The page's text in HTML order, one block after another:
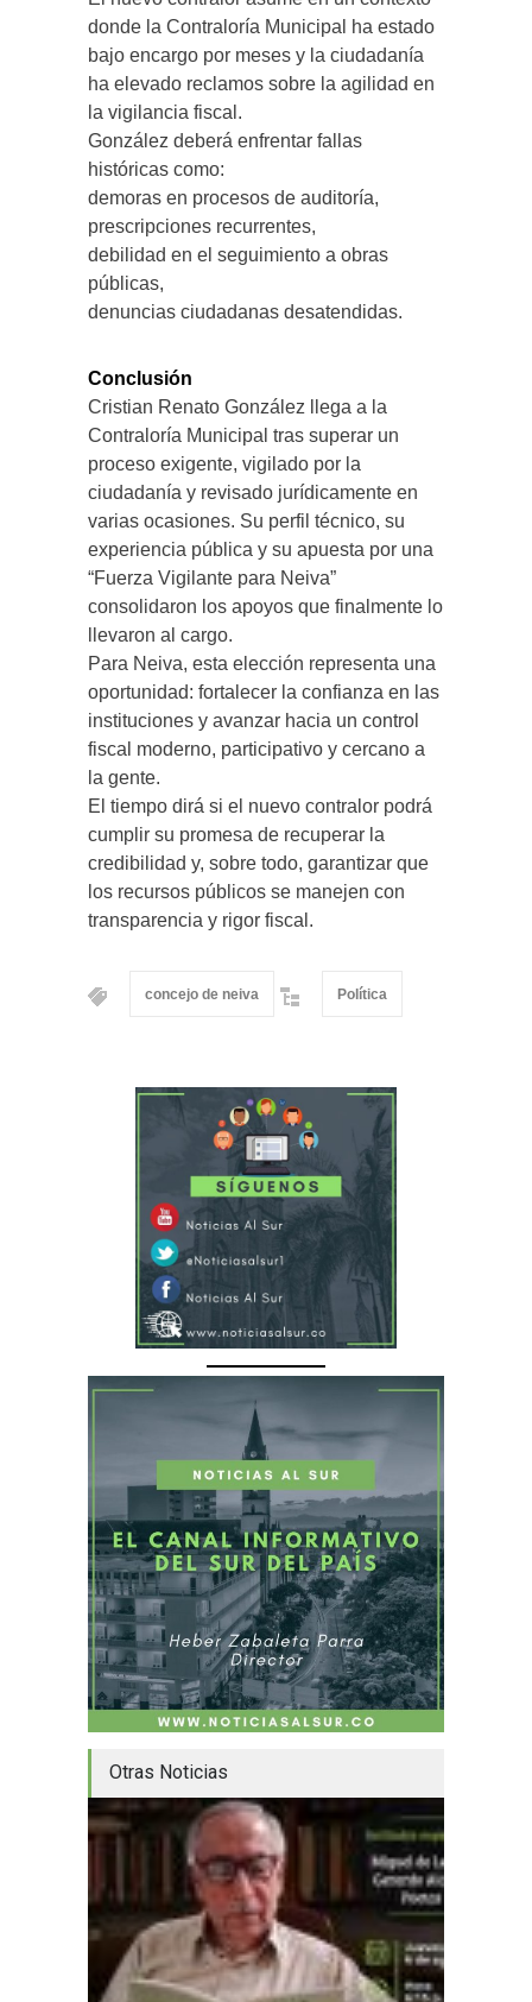
donde la Contraloría Municipal ha estado
bajo encargo por meses y la ciudadanía
ha elevado reclamos sobre la agilidad en
la vigilancia fiscal.
González deberá enfrentar fallas
históricas como:
demoras en procesos de auditoría,
prescripciones recurrentes,
debilidad en el seguimiento a obras
públicas,
denuncias ciudadanas desatendidas.
Conclusión
Cristian Renato González llega a la
Contraloría Municipal tras superar un
proceso exigente, vigilado por la
ciudadanía y revisado jurídicamente en
varias ocasiones. Su perfil técnico, su
experiencia pública y su apuesta por una
“Fuerza Vigilante para Neiva”
consolidaron los apoyos que finalmente lo
llevaron al cargo.
Para Neiva, esta elección representa una
oportunidad: fortalecer la confianza en las
instituciones y avanzar hacia un control
fiscal moderno, participativo y cercano a
la gente.
El tiempo dirá si el nuevo contralor podrá
cumplir su promesa de recuperar la
credibilidad y, sobre todo, garantizar que
los recursos públicos se manejen con
transparencia y rigor fiscal.
concejo de neiva Política
Otras Noticias